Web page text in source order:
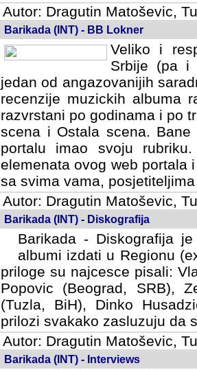
Autor: Dragutin Matoševic,
Barikada (INT) - BB Lokner
Veliko i
Srbije (pa i
jedan od angazovanijih
recenzije muzickih albuma
razvrstani po godinama i po
scena i Ostala scena.
portalu imao svoju
elemenata ovog web portala
sa svima vama,
Autor: Dragutin Matoševic,
Barikada (INT) - Diskografija
Barikada - Diskografija
albumi izdati u Regionu
priloge su najcesce pisali:
Popovic (Beograd, SRB),
(Tuzla, BiH), Dinko
prilozi svakako zasluzuju da
Autor: Dragutin Matoševic,
Barikada (INT) - Interviews